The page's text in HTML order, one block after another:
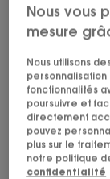
Découvrir
Laver et
Nous vous
mesure
Nous utilisons
fonctionnalités
poursuivre et
directement
pouvez
plus sur le
notre politique
confidentialité